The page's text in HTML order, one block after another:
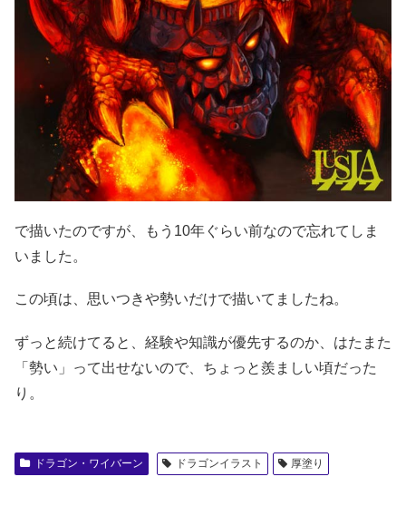
で描いたのですが、もう10年ぐらい前なので忘れてしま
いました。
この頃は、思いつきや勢いだけで描いてましたね。
ずっと続けてると、経験や知識が優先するのか、はたまた
「勢い」って出せないので、ちょっと羨ましい頃だった
り。
ドラゴン・ワイバーン ドラゴンイラスト 厚塗り